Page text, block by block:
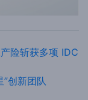
险斩获多项 IDC
创新团队